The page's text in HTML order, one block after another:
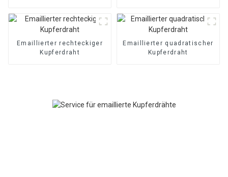
Emaillierter rechteckiger
Kupferdraht
Emaillierter quadratischer
Kupferdraht